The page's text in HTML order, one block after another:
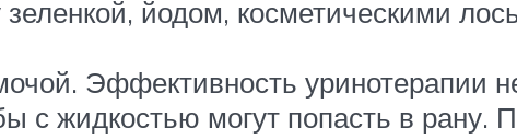
йодом, косметическими
Эффективность уринотерапии
жидкостью могут попасть в рану.